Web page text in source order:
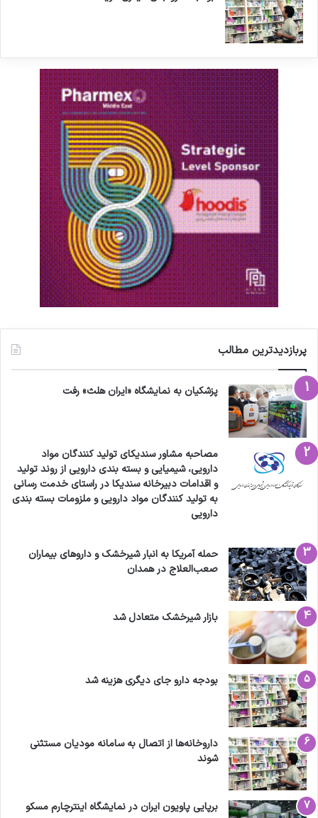
پربازدیدترین مطالب
پزشکیان به نمایشگاه «ایران هلث» رفت
مصاحبه مشاور سندیکای تولید کنندگان مواد
دارویی، شیمیایی و بسته بندی دارویی از روند تولید
و اقدامات دبیرخانه سندیکا در راستای خدمت رسانی
به تولید کنندگان مواد دارویی و ملزومات بسته بندی
دارویی
حمله آمریکا به انبار شیرخشک و داروهای بیماران
صعب‌العلاج در همدان
بازار شیرخشک متعادل شد
بودجه دارو جای دیگری هزینه شد
داروخانه‌ها از اتصال به سامانه مودیان مستثنی
شوند
برپایی پاویون ایران در نمایشگاه اینترچارم مسکو